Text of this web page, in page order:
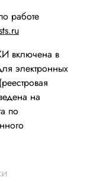
работе
включена в
электронных
на
по